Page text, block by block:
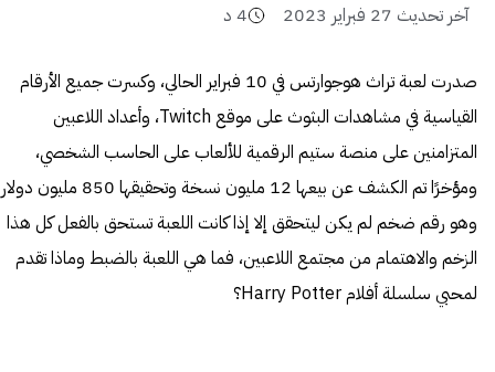
آخر تحديث 27 فبراير 2023 4 د
صدرت لعبة تراث هوجوارتس في 10 فبراير الحالي، وكسرت جميع الأرقام
القياسية في مشاهدات البثوث على موقع Twitch، وأعداد اللاعبين
المتزامنين على منصة ستيم الرقمية للألعاب على الحاسب الشخصي،
ومؤخرًا تم الكشف عن بيعها 12 مليون نسخة وتحقيقها 850 مليون دولار
وهو رقم ضخم لم يكن ليتحقق إلا إذا كانت اللعبة تستحق بالفعل كل هذا
الزخم والاهتمام من مجتمع اللاعبين، فما هي اللعبة بالضبط وماذا تقدم
لمحبي سلسلة أفلام Harry Potter؟